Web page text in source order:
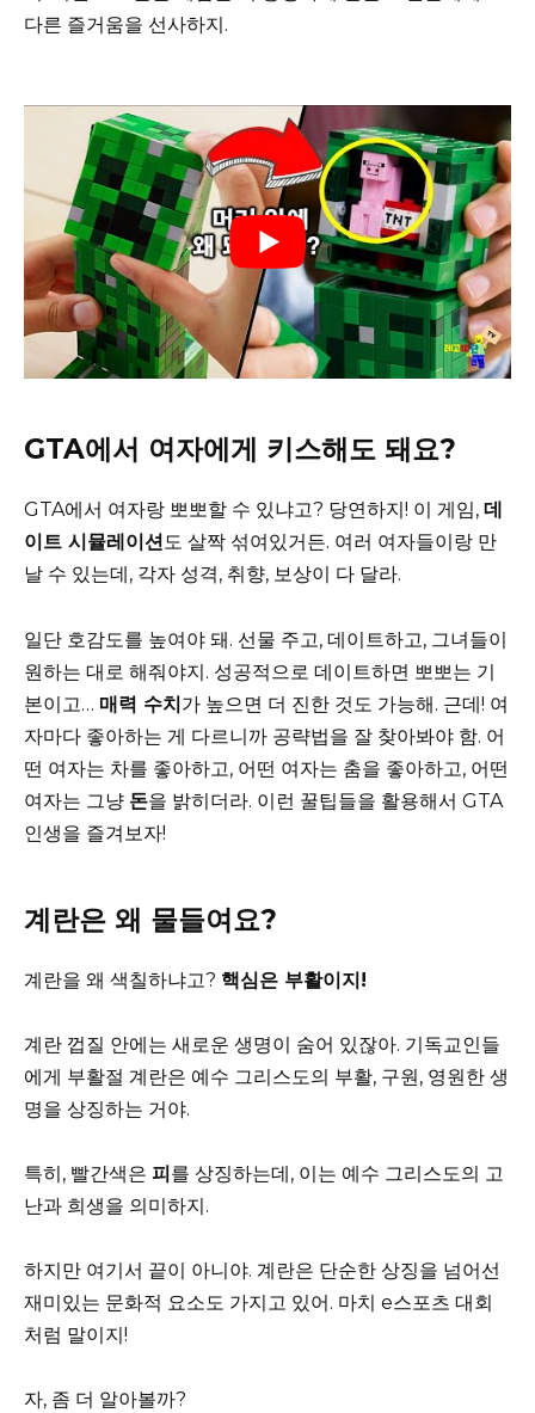
다른 즐거움을 선사하지.
GTA에서 여자에게 키스해도 돼요?
GTA에서 여자랑 뽀뽀할 수 있냐고? 당연하지! 이 게임, 데
이트 시뮬레이션도 살짝 섞여있거든. 여러 여자들이랑 만
날 수 있는데, 각자 성격, 취향, 보상이 다 달라.
일단 호감도를 높여야 돼. 선물 주고, 데이트하고, 그녀들이
원하는 대로 해줘야지. 성공적으로 데이트하면 뽀뽀는 기
본이고… 매력 수치가 높으면 더 진한 것도 가능해. 근데! 여
자마다 좋아하는 게 다르니까 공략법을 잘 찾아봐야 함. 어
떤 여자는 차를 좋아하고, 어떤 여자는 춤을 좋아하고, 어떤
여자는 그냥 돈을 밝히더라. 이런 꿀팁들을 활용해서 GTA
인생을 즐겨보자!
계란은 왜 물들여요?
계란을 왜 색칠하냐고? 핵심은 부활이지!
계란 껍질 안에는 새로운 생명이 숨어 있잖아. 기독교인들
에게 부활절 계란은 예수 그리스도의 부활, 구원, 영원한 생
명을 상징하는 거야.
특히, 빨간색은 피를 상징하는데, 이는 예수 그리스도의 고
난과 희생을 의미하지.
하지만 여기서 끝이 아니야. 계란은 단순한 상징을 넘어선
재미있는 문화적 요소도 가지고 있어. 마치 e스포츠 대회
처럼 말이지!
자, 좀 더 알아볼까?